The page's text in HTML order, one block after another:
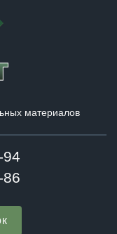
материалов
94
86